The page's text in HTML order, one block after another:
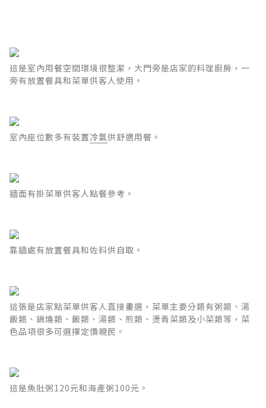
這是室內用餐空間環境很整潔，大門旁是店家的料理廚房，一
旁有放置餐具和菜單供客人使用。
室內座位數多有裝置冷氣供舒適用餐。
牆面有掛菜單供客人點餐參考。
靠牆處有放置餐具和佐料供自取。
這張是店家點菜單供客人直接畫選，菜單主要分類有粥類、湯
飯類、鍋燒類、飯類、湯類、煎類、燙青菜類及小菜類等，菜
色品項很多可選擇定價親民。
這是魚肚粥120元和海產粥100元。